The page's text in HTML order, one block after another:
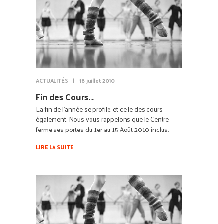
ACTUALITÉS | 18 juillet 2010
Fin des Cours...
La fin de l'année se profile, et celle des cours
également. Nous vous rappelons que le Centre
ferme ses portes du 1er au 15 Août 2010 inclus.
LIRE LA SUITE